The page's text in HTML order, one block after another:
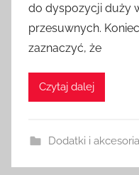
do dyspozycji duży
przesuwnych.
zaznaczyć, że
Czytaj dalej
Dodatki i akcesoria